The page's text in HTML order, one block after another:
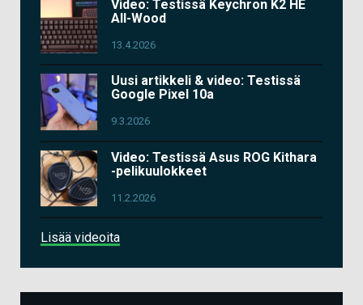
Video: Testissä Keychron K2 HE
All-Wood
13.4.2026
Uusi artikkeli & video: Testissä
Google Pixel 10a
9.3.2026
Video: Testissä Asus ROG Kithara
-pelikuulokkeet
11.2.2026
Lisää videoita